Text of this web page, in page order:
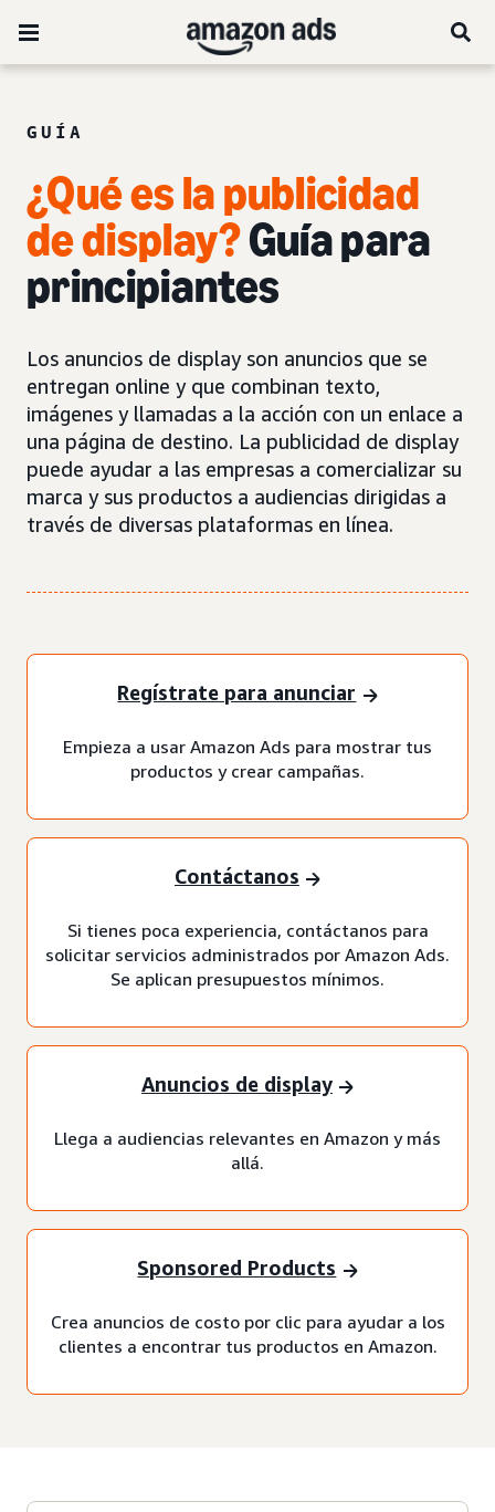
GUÍA
¿Qué es la publicidad
de display?Guía para
principiantes
Los anuncios de display son anuncios que se
entregan online y que combinan texto,
imágenes y llamadas a la acción con un enlace a
una página de destino. La publicidad de display
puede ayudar a las empresas a comercializar su
marca y sus productos a audiencias dirigidas a
través de diversas plataformas en línea.
Regístrate para anunciar
Empieza a usar Amazon Ads para mostrar tus
productos y crear campañas.
Contáctanos
Si tienes poca experiencia, contáctanos para
solicitar servicios administrados por Amazon Ads.
Se aplican presupuestos mínimos.
Anuncios de display
Llega a audiencias relevantes en Amazon y más
allá.
Sponsored Products
Crea anuncios de costo por clic para ayudar a los
clientes a encontrar tus productos en Amazon.